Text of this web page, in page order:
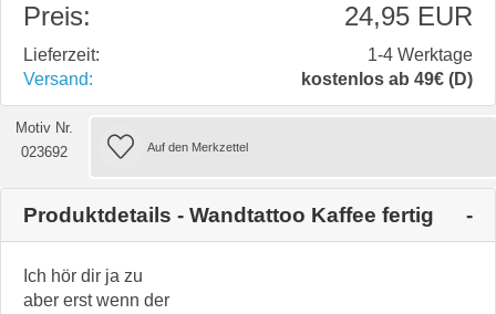
Preis: 24,95 EUR
Lieferzeit:
1-4 Werktage
Versand:
kostenlos ab 49€ (D)
Motiv Nr.
023692
Produktdetails - Wandtattoo Kaffee fertig
Ich hör dir ja zu
aber erst wenn der